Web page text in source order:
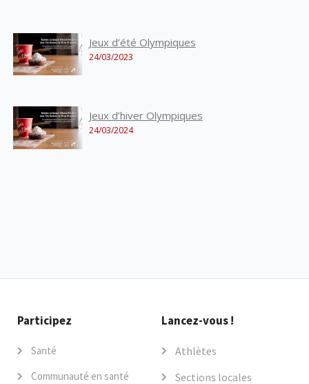
Jeux d’été Olympiques
24/03/2023
Jeux d’hiver Olympiques
24/03/2024
Participez
Santé
Communauté en santé
Lancez-vous !
Athlètes
Sections locales